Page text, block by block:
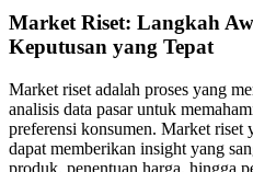
Market Riset: Langkah
Keputusan yang Tepat
Market riset adalah proses yang
analisis data pasar untuk
preferensi konsumen. Market riset
dapat memberikan insight yang
produk, penentuan harga, hingga